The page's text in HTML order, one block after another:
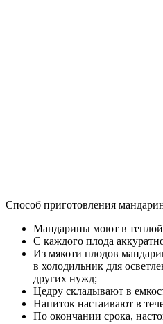
Способ приготовления
Мандарины моют в теплой
С каждого плода
Из мякоти плодов
в холодильник для
других нужд;
Цедру складывают в
Напиток настаивают в
По окончании срока,